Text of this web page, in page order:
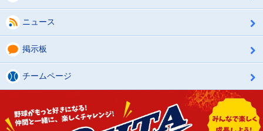
ニュース
掲示板
チームページ